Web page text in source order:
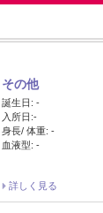
その他
誕生日: -
入所日:-
身長/ 体重: -
血液型: -
詳しく見る